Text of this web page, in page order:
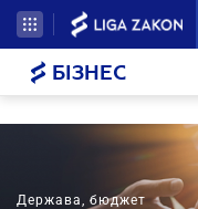
БІЗНЕС
Держава, бюджет